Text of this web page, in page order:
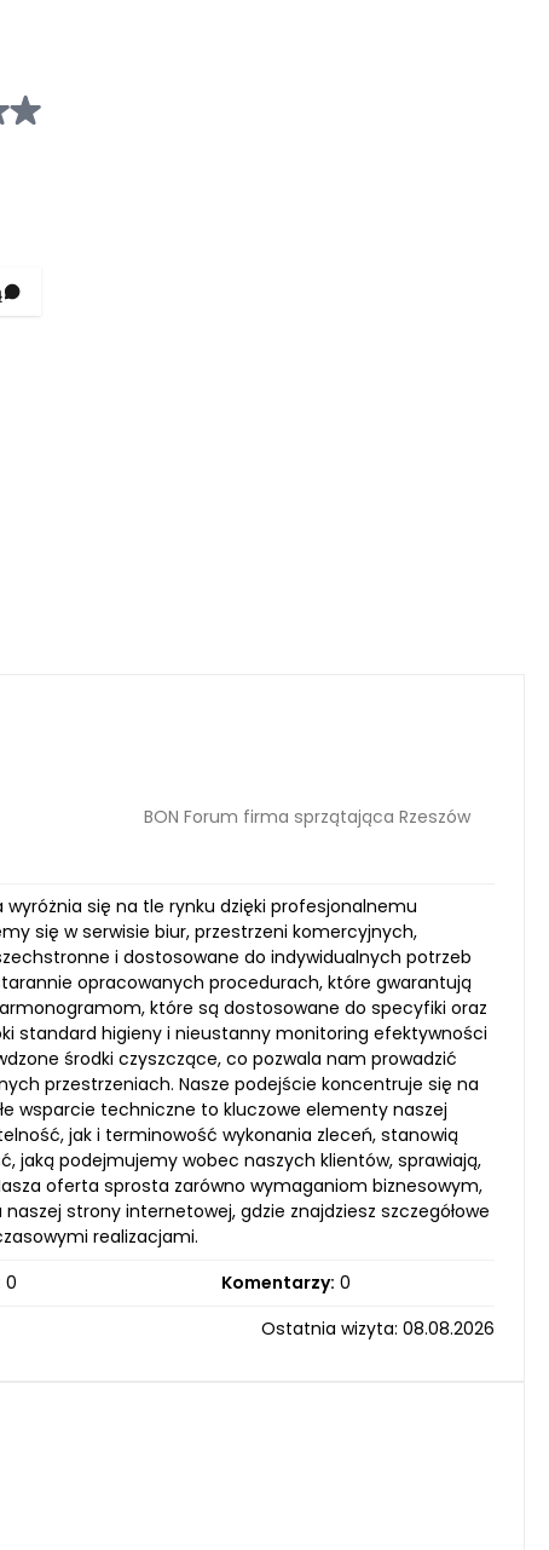
BON Forum firma sprzątająca Rzeszów
się na tle rynku dzięki profesjonalnemu
się w serwisie biur, przestrzeni komercyjnych,
i dostosowane do indywidualnych potrzeb
opracowanych procedurach, które gwarantują
które są dostosowane do specyfiki oraz
standard higieny i nieustanny monitoring efektywności
środki czyszczące, co pozwala nam prowadzić
przestrzeniach. Nasze podejście koncentruje się na
wsparcie techniczne to kluczowe elementy naszej
jak i terminowość wykonania zleceń, stanowią
jaką podejmujemy wobec naszych klientów, sprawiają,
oferta sprosta zarówno wymaganiom biznesowym,
strony internetowej, gdzie znajdziesz szczegółowe
realizacjami.
0 Komentarzy: 0
Ostatnia wizyta: 08.08.2026